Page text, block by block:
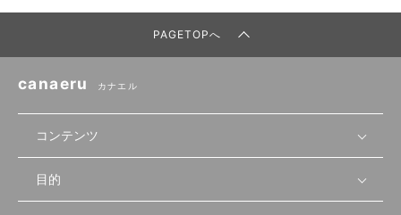
PAGETOPへ
canaeru カナエル
コンテンツ
無料開業相談
目的